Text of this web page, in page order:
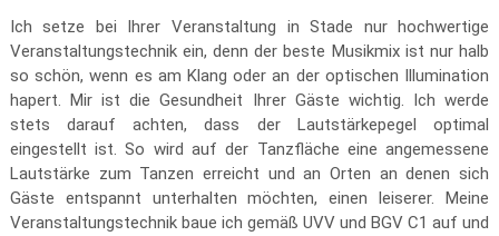
Ich setze bei Ihrer Veranstaltung in Stade nur hochwertige
Veranstaltungstechnik ein, denn der beste Musikmix ist nur halb
so schön, wenn es am Klang oder an der optischen Illumination
hapert. Mir ist die Gesundheit Ihrer Gäste wichtig. Ich werde
stets darauf achten, dass der Lautstärkepegel optimal
eingestellt ist. So wird auf der Tanzfläche eine angemessene
Lautstärke zum Tanzen erreicht und an Orten an denen sich
Gäste entspannt unterhalten möchten, einen leiserer. Meine
Veranstaltungstechnik baue ich gemäß UVV und BGV C1 auf und